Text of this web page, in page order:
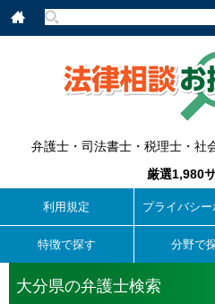
弁護士・司法書士・税理士・社
厳選1,980
利用規定 プライバシ
特徴で探す 分野で
大分県の弁護士検索